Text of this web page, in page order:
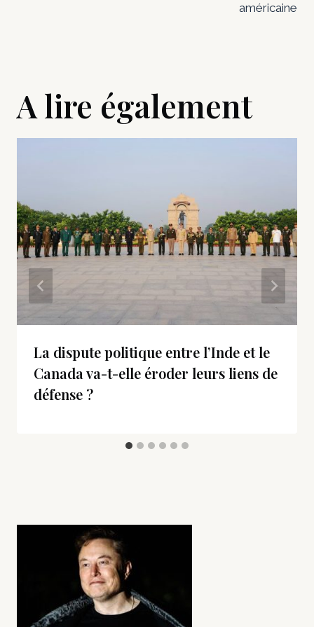
américaine
A lire également
La dispute politique entre l’Inde et le
Canada va-t-elle éroder leurs liens de
défense ?